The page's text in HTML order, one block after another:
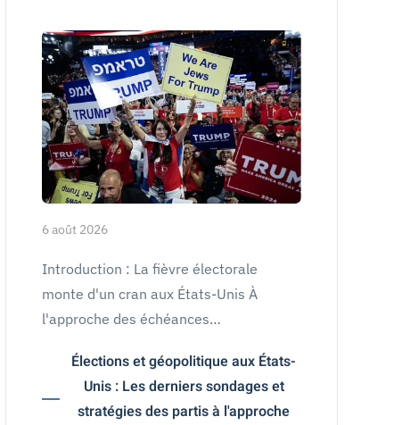
6 août 2026
Introduction : La fièvre électorale
monte d'un cran aux États-Unis À
l'approche des échéances…
Élections et géopolitique aux États-
Unis : Les derniers sondages et
stratégies des partis à l'approche